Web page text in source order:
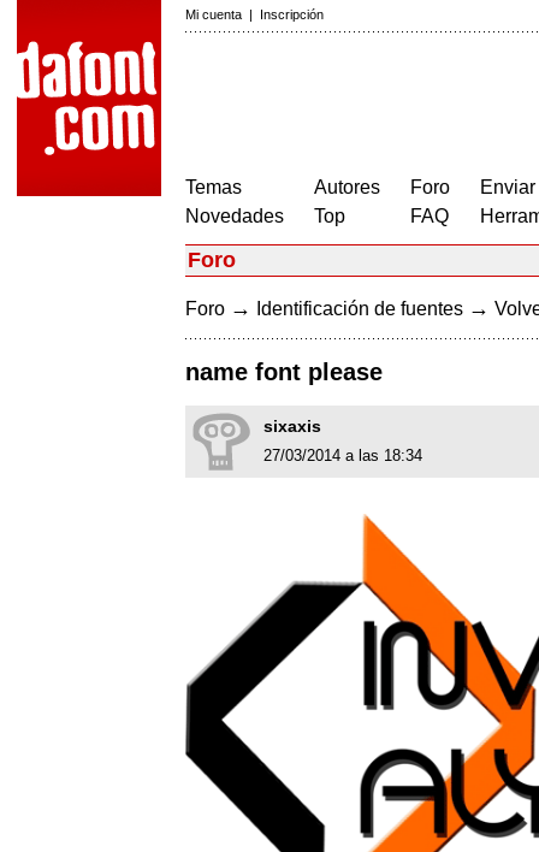
Mi cuenta | Inscripción
Temas
Novedades
Autores
Top
Foro
FAQ
Foro
Foro → Identificación de fuentes →
name font please
sixaxis
27/03/2014 a las 18:34